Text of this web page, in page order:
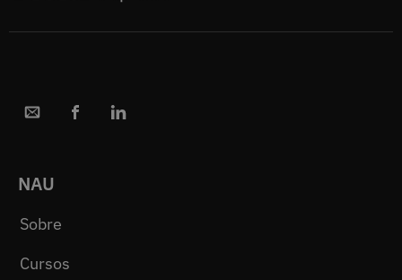
NAU
Sobre
Cursos